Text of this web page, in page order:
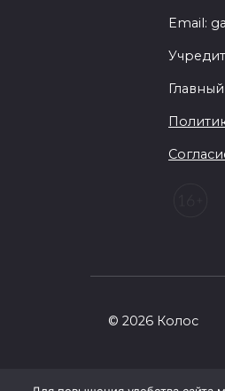
Email:
© 2026 Колос